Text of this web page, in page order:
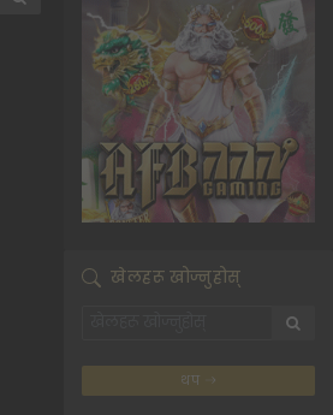
खेलहरू खोज्नुहोस्
थप